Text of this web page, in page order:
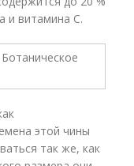
и витамина С.
этой чины
так же, как